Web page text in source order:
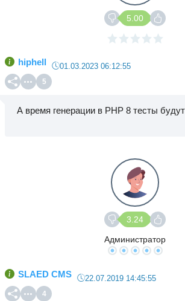
5.00
hiphell 01.03.2023 06:12:55
5
А время генерации в PHP 8 тесты
3.24
Администратор
SLAED CMS 22.07.2019 14:45:55
4